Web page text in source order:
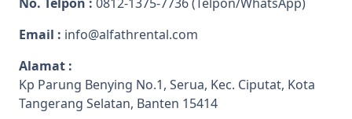
No. Telpon : 0812-1375-7736(Telpon/WhatsApp)
Email : info@alfathrental.com
Alamat :
Kp Parung Benying No.1, Serua, Kec. Ciputat, Kota
Tangerang Selatan, Banten 15414